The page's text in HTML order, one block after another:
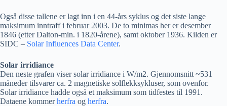
Også disse tallene er lagt inn i en 44-års syklus og det siste lange
maksimum inntraff i februar 2003. De to minimas her er desember
1846 (etter Dalton-min. i 1820-årene), samt oktober 1936. Kilden er
SIDC – Solar Influences Data Center.
Solar irridiance
Den neste grafen viser solar irridiance i W/m2. Gjennomsnitt ~531
måneder tilsvarer ca. 2 magnetiske solflekksykluser, som ovenfor.
Solar irridiance hadde også et maksimum som tidfestes til 1991.
Dataene kommerherfra og herfra.